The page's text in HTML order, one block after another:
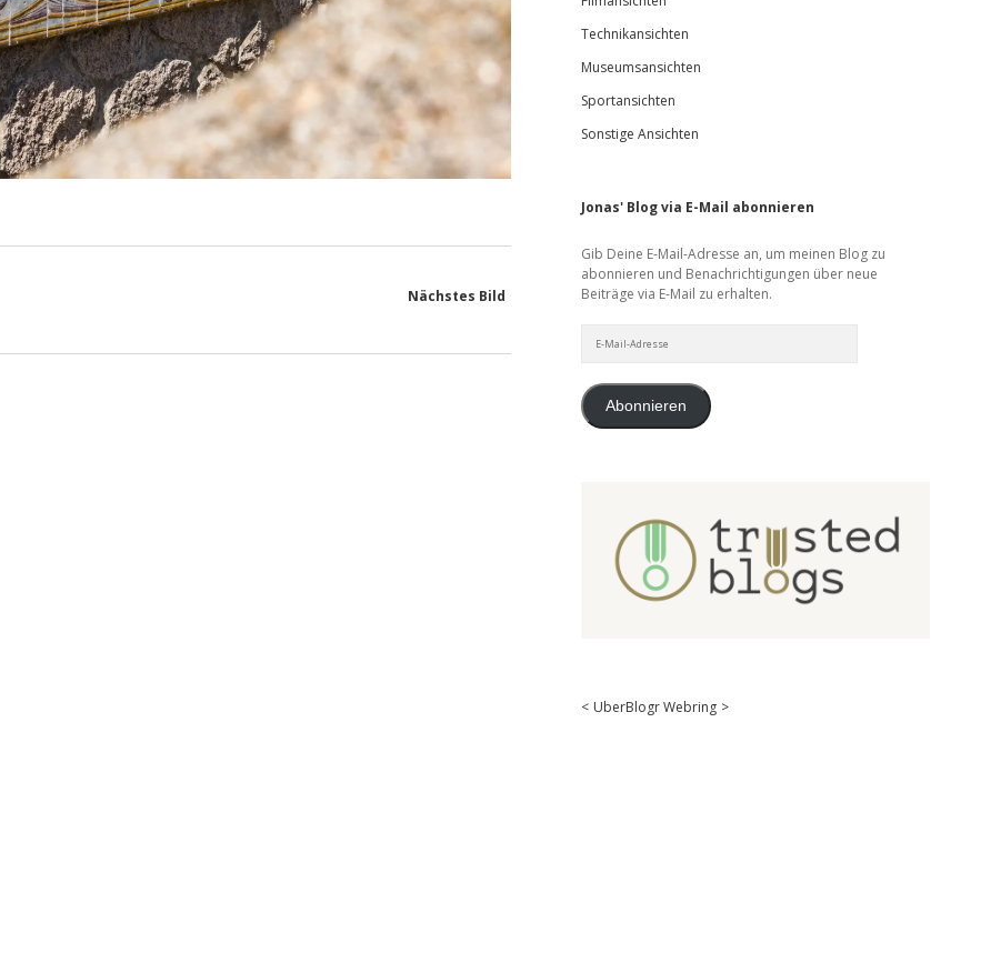
Nächstes Bild
Technikansichten
Museumsansichten
Sportansichten
Sonstige Ansichten
Jonas' Blog via E-Mail abonnieren
Gib Deine E-Mail-Adresse an, um meinen Blog zu
abonnieren und Benachrichtigungen über neue
Beiträge via E-Mail zu erhalten.
Mail-
Abonnieren
< UberBlogr Webring >